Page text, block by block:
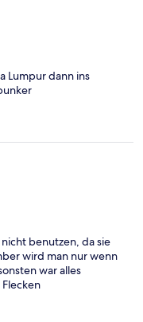
Lumpur dann ins
benutzen, da sie
wird man nur wenn
war alles